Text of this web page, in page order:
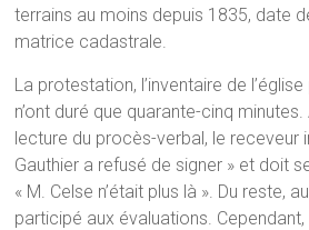
terrains au moins depuis 1835, date
matrice cadastrale.
La protestation, l’inventaire de
n’ont duré que quarante-cinq
lecture du procès-verbal, le receveur
Gauthier a refusé de signer » et doit
« M. Celse n’était plus là ». Du reste,
participé aux évaluations. Cependant,